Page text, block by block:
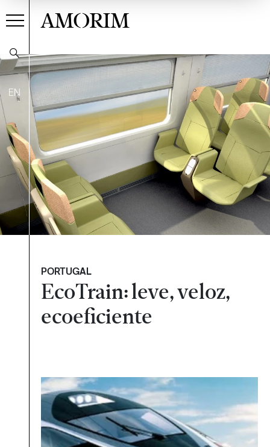
EN
AMORIM
PORTUGAL
EcoTrain: leve, veloz,
ecoeficiente